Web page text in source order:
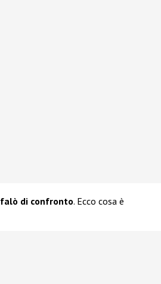
falò di confronto. Ecco cosa è